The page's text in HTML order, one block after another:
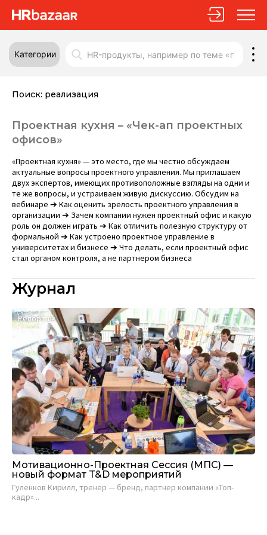
Категории
Поиск: реализация
Проектная кухня – «Чек-ап проектных
офисов»
«Проектная кухня» — это место, где мы честно обсуждаем
актуальные вопросы проектного управления. Мы приглашаем
двух экспертов, имеющих противоположные взгляды на одни и
те же вопросы, и устраиваем живую дискуссию. Обсудим на
вебинаре ➔ Как оценить зрелость проектного управления в
организации ➔ Зачем компании нужен проектный офис и какую
роль он должен играть ➔ Как отличить полезную структуру от
формальной ➔ Как устроено проектное управление в
университетах и бизнесе ➔ Что делать, если проектный офис
стал органом контроля, а не партнером бизнеса
Журнал
Репортаж
Мотивационно-Проектная Сессия (МПС) —
новый формат T&D мероприятий
Гуленков Кирилл, тренер — бренд, партнер компании «Топ-
кадр»...